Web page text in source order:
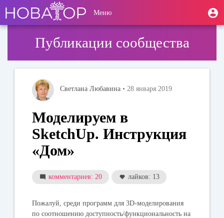
основному
содержанию
User
account
Меню
Публикации сообщества
Светлана Любавина • 28 января 2019
Моделируем в
SketchUp. Инструкция
«Дом»
комментариев: 20 лайков: 13
Пожалуй, среди программ для 3D-моделирования
по соотношению доступность/функциональность на